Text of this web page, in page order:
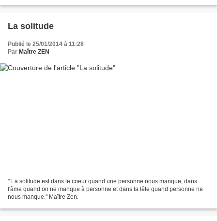
La solitude
Publié le 25/01/2014 à 11:28
Par Maître ZEN
" La solitude est dans le coeur quand une personne nous manque, dans
l'âme quand on ne manque à personne et dans la tête quand personne ne
nous manque." Maître Zen.